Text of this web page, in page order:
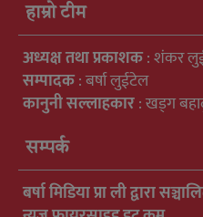
हाम्रो टीम
अध्यक्ष तथा प्रकाशक: शंकर
सम्पादक: बर्षा लुईटेल
कानुनी सल्लाहकार: खड्ग
सम्पर्क
बर्षा मिडिया प्रा ली द्वारा